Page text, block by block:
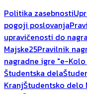
Politika zasebnosti
pogoji poslovanja
upravičenosti do
Majske25Pravilnik
nagradne igre "e-
Študentska dela
KranjŠtudentsko delo